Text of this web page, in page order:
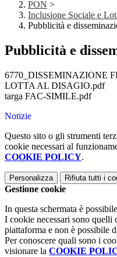
PON >
Inclusione Sociale e
Pubblicità e
Pubblicità e
6770_DISSEMINAZIONE
LOTTA AL DISAGIO.pdf
targa FAC-SIMILE.pdf
Notizie
Questo sito o gli strumenti
cookie necessari al
COOKIE POLICY.
Personalizza Rifiuta tutti i
Gestione cookie
In questa schermata è
I cookie necessari sono quelli
piattaforma e non è possibile
Per conoscere quali sono i
visionare la COOKIE